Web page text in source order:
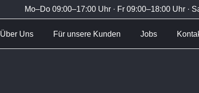
Mo–Do 09:00–17:00 Uhr · Fr 09:00–18:00 Uhr ·
Über Uns Für unsere Kunden Jobs